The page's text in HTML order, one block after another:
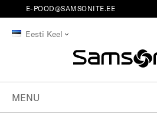
E-POOD@SAMSONITE.EE
Eesti Keel
MENU